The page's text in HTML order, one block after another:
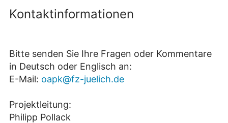
Kontaktinformationen
Bitte senden Sie Ihre Fragen oder Kommentare
in Deutsch oder Englisch an:
E-Mail: oapk@fz-juelich.de
Projektleitung:
Philipp Pollack